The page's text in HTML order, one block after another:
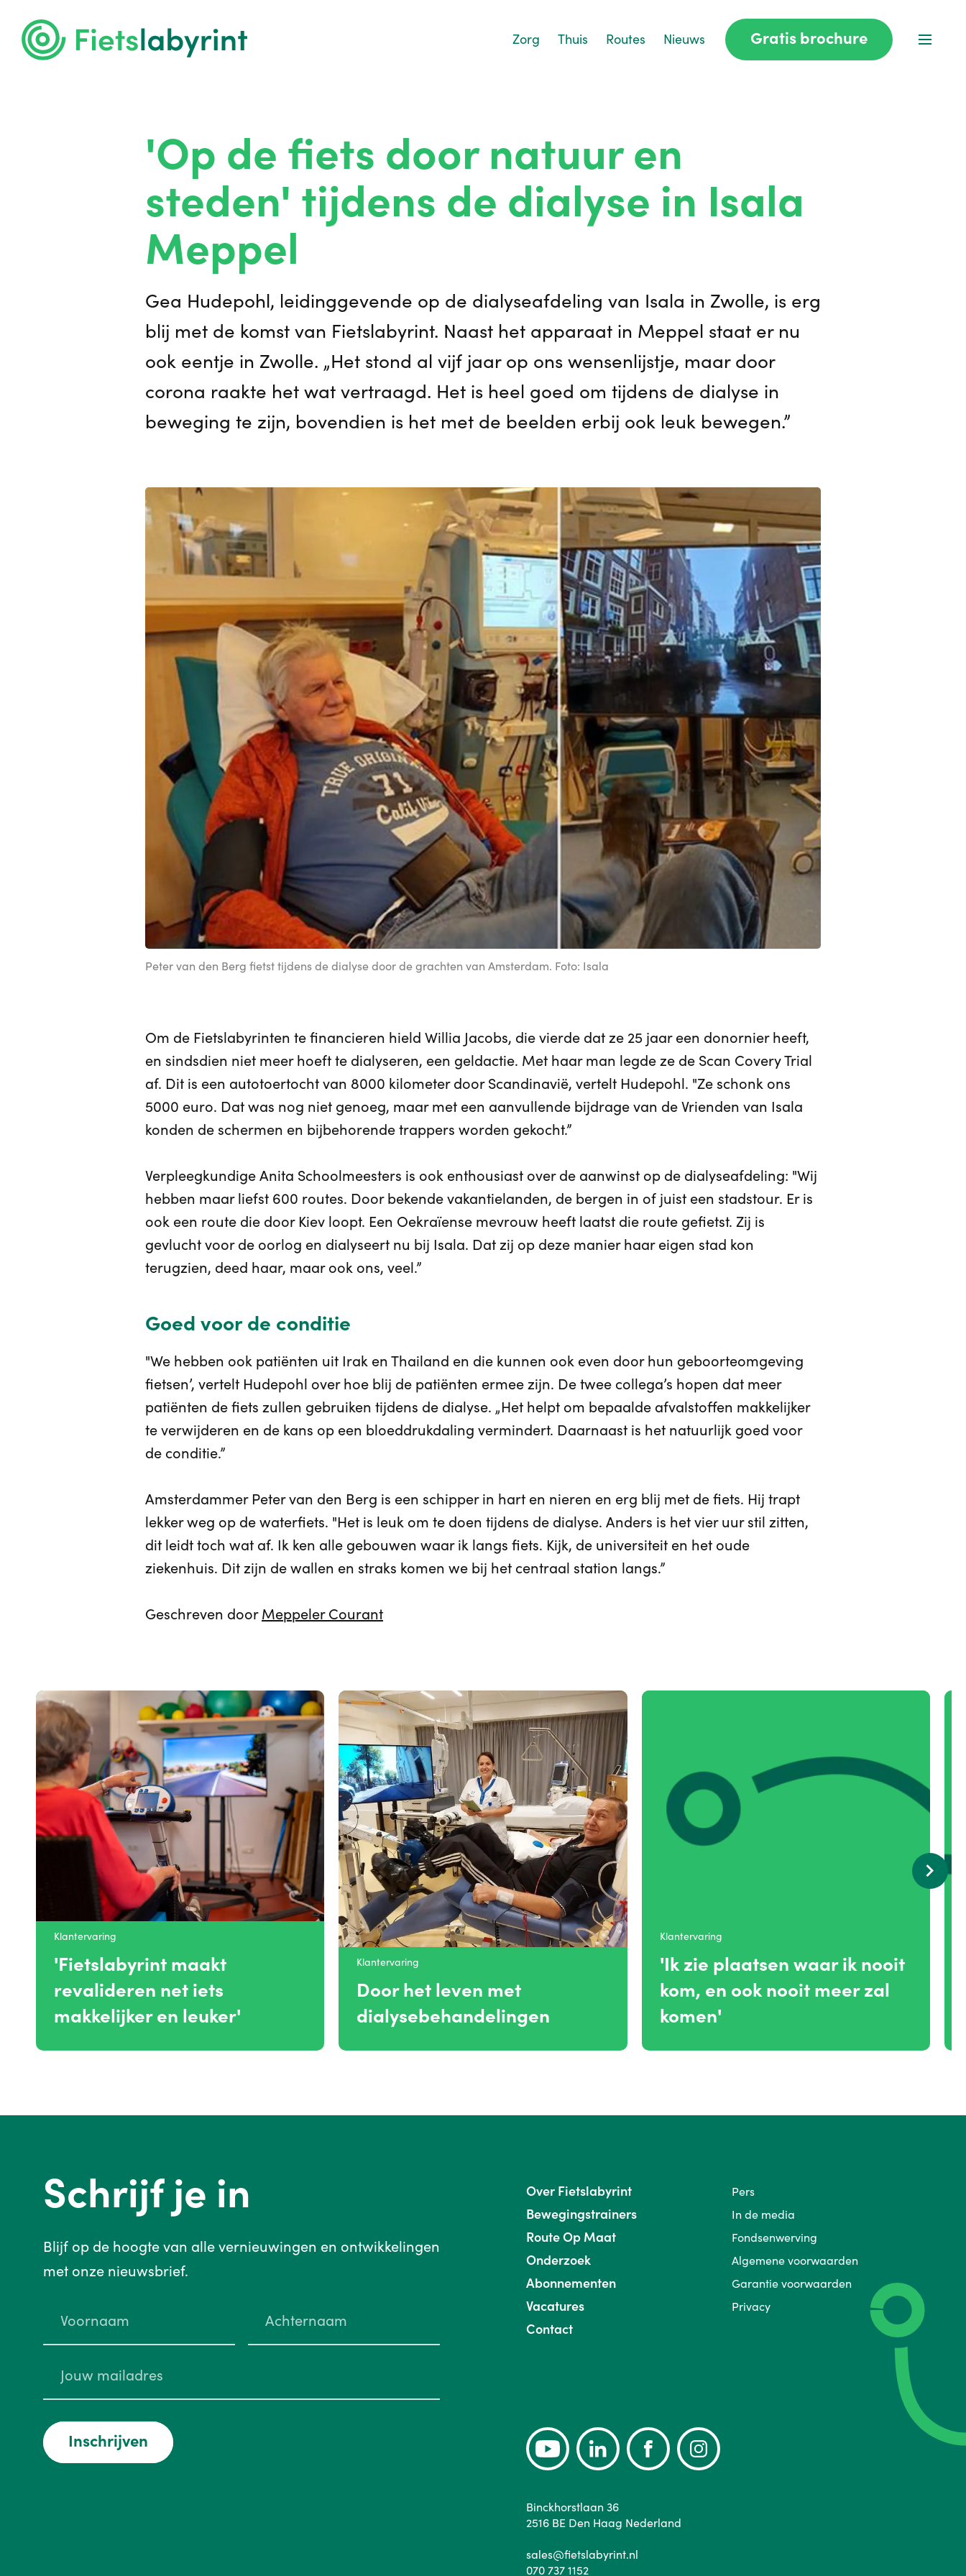
Zorg Thuis Routes Nieuws Gratis brochure
'Op de fiets door natuur en
steden' tijdens de dialyse in Isala
Meppel
Gea Hudepohl, leidinggevende op de dialyseafdeling van Isala in Zwolle, is erg
blij met de komst van Fietslabyrint. Naast het apparaat in Meppel staat er nu
ook eentje in Zwolle. „Het stond al vijf jaar op ons wensenlijstje, maar door
corona raakte het wat vertraagd. Het is heel goed om tijdens de dialyse in
beweging te zijn, bovendien is het met de beelden erbij ook leuk bewegen.”
Peter van den Berg fietst tijdens de dialyse door de grachten van Amsterdam. Foto: Isala
Om de Fietslabyrinten te financieren hield Willia Jacobs, die vierde dat ze 25 jaar een donornier heeft,
en sindsdien niet meer hoeft te dialyseren, een geldactie. Met haar man legde ze de Scan Covery Trial
af. Dit is een autotoertocht van 8000 kilometer door Scandinavië, vertelt Hudepohl. "Ze schonk ons
5000 euro. Dat was nog niet genoeg, maar met een aanvullende bijdrage van de Vrienden van Isala
konden de schermen en bijbehorende trappers worden gekocht.”
Verpleegkundige Anita Schoolmeesters is ook enthousiast over de aanwinst op de dialyseafdeling: "Wij
hebben maar liefst 600 routes. Door bekende vakantielanden, de bergen in of juist een stadstour. Er is
ook een route die door Kiev loopt. Een Oekraïense mevrouw heeft laatst die route gefietst. Zij is
gevlucht voor de oorlog en dialyseert nu bij Isala. Dat zij op deze manier haar eigen stad kon
terugzien, deed haar, maar ook ons, veel.”
Goed voor de conditie
"We hebben ook patiënten uit Irak en Thailand en die kunnen ook even door hun geboorteomgeving
fietsen’, vertelt Hudepohl over hoe blij de patiënten ermee zijn. De twee collega’s hopen dat meer
patiënten de fiets zullen gebruiken tijdens de dialyse. „Het helpt om bepaalde afvalstoffen makkelijker
te verwijderen en de kans op een bloeddrukdaling vermindert. Daarnaast is het natuurlijk goed voor
de conditie.”
Amsterdammer Peter van den Berg is een schipper in hart en nieren en erg blij met de fiets. Hij trapt
lekker weg op de waterfiets. "Het is leuk om te doen tijdens de dialyse. Anders is het vier uur stil zitten,
dit leidt toch wat af. Ik ken alle gebouwen waar ik langs fiets. Kijk, de universiteit en het oude
ziekenhuis. Dit zijn de wallen en straks komen we bij het centraal station langs.”
Geschreven doorMeppeler Courant
Klantervaring
'Fietslabyrint maakt
revalideren net iets
makkelijker en leuker'
Klantervaring
Door het leven met
dialysebehandelingen
Klantervaring
'Ik zie plaatsen waar ik nooit
kom, en ook nooit meer zal
komen'
Schrijf je in
Blijf op de hoogte van alle vernieuwingen en ontwikkelingen
met onze nieuwsbrief.
Inschrijven
Over Fietslabyrint
Bewegingstrainers
Route Op Maat
Onderzoek
Abonnementen
Vacatures
Contact
Pers
In de media
Fondsenwerving
Algemene voorwaarden
Garantie voorwaarden
Privacy
Binckhorstlaan 36
2516 BE Den Haag Nederland
sales@fietslabyrint.nl
070 737 1152